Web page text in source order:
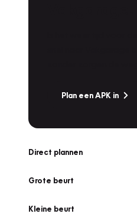
Plan een APK in
Direct plannen
Grote beurt
Kleine beurt